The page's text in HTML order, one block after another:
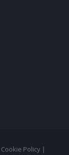
Cookie Policy|